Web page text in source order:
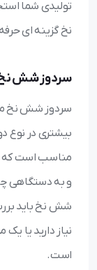
تولیدی شما
نخ گزینه‌ ای
سردوز شش
سردوز شش نخ
بیشتری در نوع
مناسب است که
و به دستگاهی
شش نخ باید
نیاز دارید یا
است.